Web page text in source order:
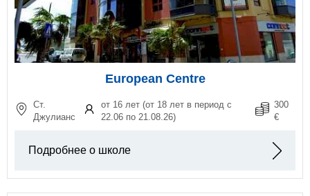
European Centre
Ст.
Джулианс
от 16 лет (от 18 лет в период с
22.06 по 21.08.26)
300
€
Подробнее о школе